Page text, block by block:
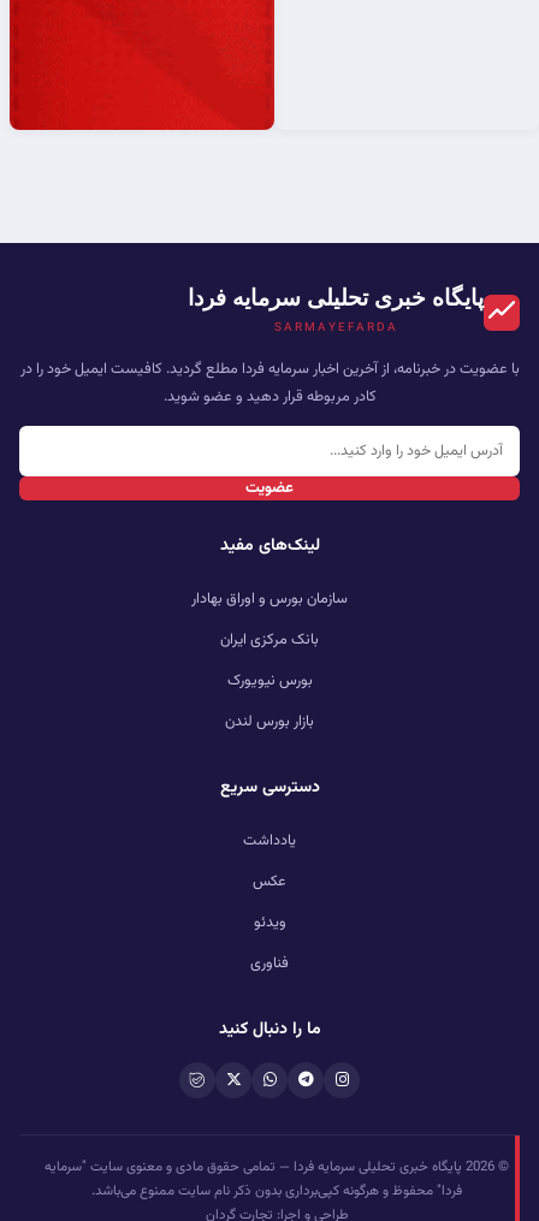
پایگاه خبری تحلیلی سرمایه فردا
SARMAYEFARDA
با عضویت در خبرنامه، از آخرین اخبار سرمایه فردا مطلع گردید. کافیست ایمیل خود را در
کادر مربوطه قرار دهید و عضو شوید.
عضویت
لینک‌های مفید
سازمان بورس و اوراق بهادار
بانک مرکزی ایران
بورس نیویورک
بازار بورس لندن
دسترسی سریع
یادداشت
عکس
ویدئو
فناوری
ما را دنبال کنید
© 2026 پایگاه خبری تحلیلی سرمایه فردا — تمامی حقوق مادی و معنوی سایت "سرمایه
فردا" محفوظ و هرگونه کپی‌برداری بدون ذکر نام سایت ممنوع می‌باشد.
طراحی و اجرا: تجارت گردان